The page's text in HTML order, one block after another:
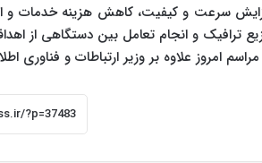
سرعت و کیفیت، کاهش هزینه خدمات و
ترافیک و انجام تعامل بین دستگاهی از
امروز علاوه بر وزیر ارتباطات و فناوری